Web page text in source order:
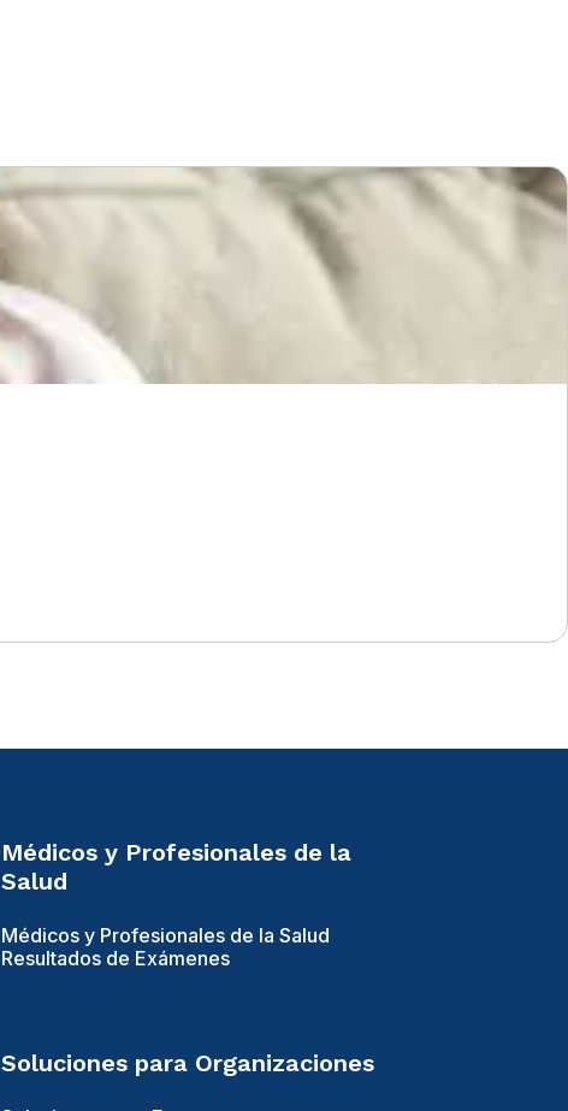
Médicos y Profesionales de la
Salud
Médicos y Profesionales de la Salud
Resultados de Exámenes
Soluciones para Organizaciones